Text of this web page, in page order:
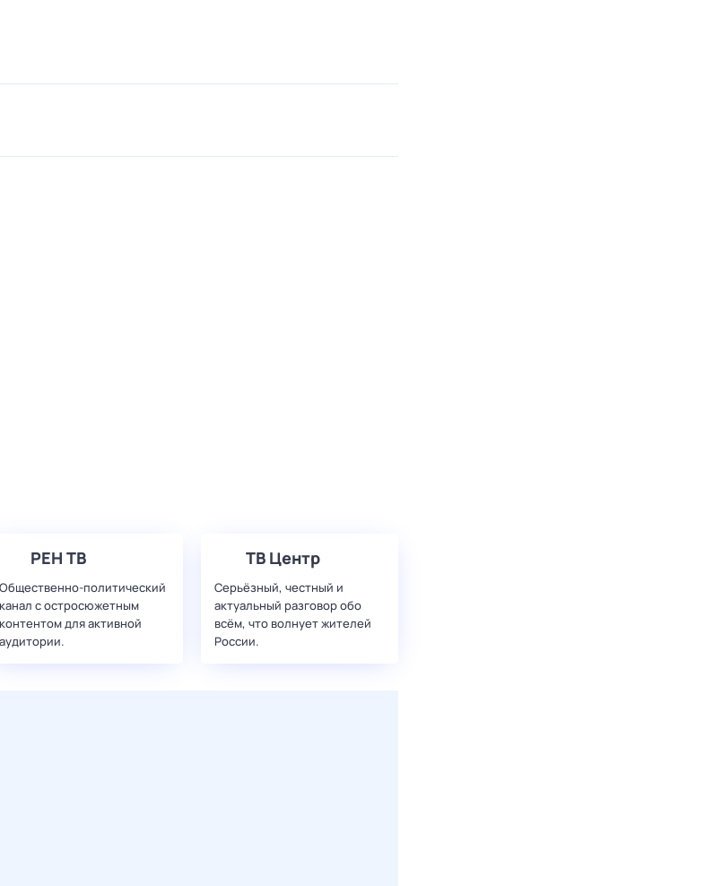
РЕН ТВ
Общественно-политический
канал с остросюжетным
контентом для активной
аудитории.
ТВ Центр
Серьёзный, честный и
актуальный разговор обо
всём, что волнует жителей
России.